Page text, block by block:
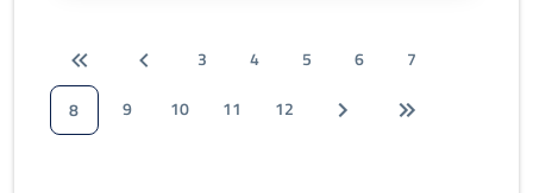
3 4 5 6
7
8
9 10 11 12